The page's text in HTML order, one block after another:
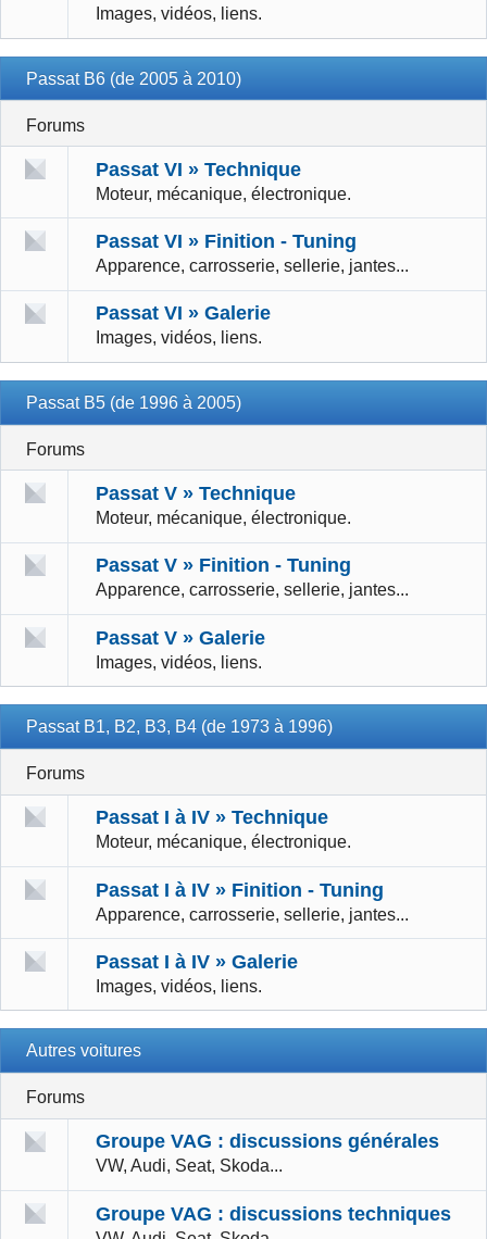
Images, vidéos, liens.
Passat B6 (de 2005 à 2010)
Forums
Passat VI » Technique
Moteur, mécanique, électronique.
Passat VI » Finition - Tuning
Apparence, carrosserie, sellerie, jantes...
Passat VI » Galerie
Images, vidéos, liens.
Passat B5 (de 1996 à 2005)
Forums
Passat V » Technique
Moteur, mécanique, électronique.
Passat V » Finition - Tuning
Apparence, carrosserie, sellerie, jantes...
Passat V » Galerie
Images, vidéos, liens.
Passat B1, B2, B3, B4 (de 1973 à 1996)
Forums
Passat I à IV » Technique
Moteur, mécanique, électronique.
Passat I à IV » Finition - Tuning
Apparence, carrosserie, sellerie, jantes...
Passat I à IV » Galerie
Images, vidéos, liens.
Autres voitures
Forums
Groupe VAG : discussions générales
VW, Audi, Seat, Skoda...
Groupe VAG : discussions techniques